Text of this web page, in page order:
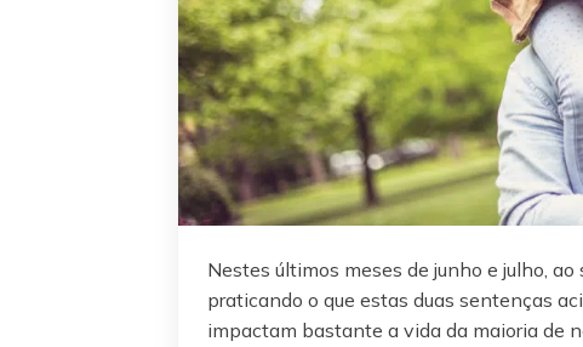
Nestes últimos meses de junho e julho,
praticando o que estas duas sentenças
impactam bastante a vida da maioria de